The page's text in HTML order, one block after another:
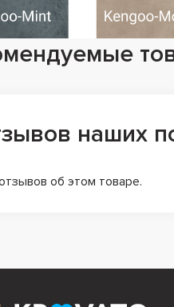
наших
об этом товаре.